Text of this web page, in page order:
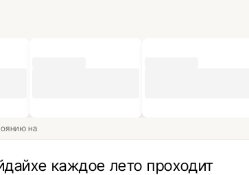
на
каждое лето проходит